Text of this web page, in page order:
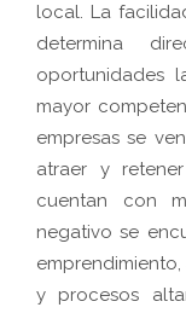
local. La
determina
oportunidades
mayor
empresas se
atraer y
cuentan con
negativo se
y procesos